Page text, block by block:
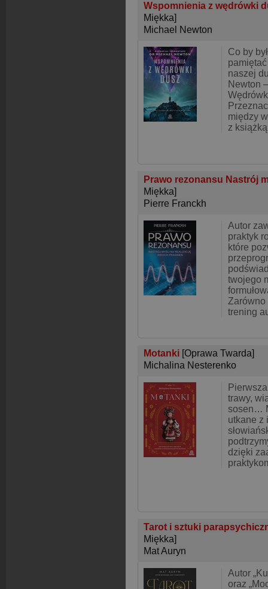
Wspomnienia z wędrówki
Miękka]
Michael Newton
Co by
naszej
Newton
między
z
Prawo rezonansu Nastrój
Miękka]
Pierre Franckh
Autor
praktyk
które
twojego
Zarówno
trening
Motanki [Oprawa Twarda]
Michalina Nesterenko
trawy,
sosen…
utkane z
dzięki
Tarot i sztuki
Miękka]
Mat Auryn
Autor
oraz